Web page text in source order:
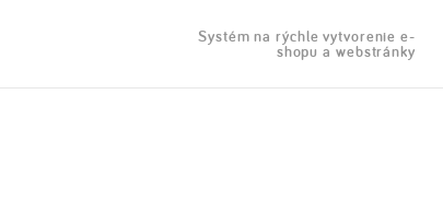
Systém na rýchle vytvorenie e-
shopu a webstránky